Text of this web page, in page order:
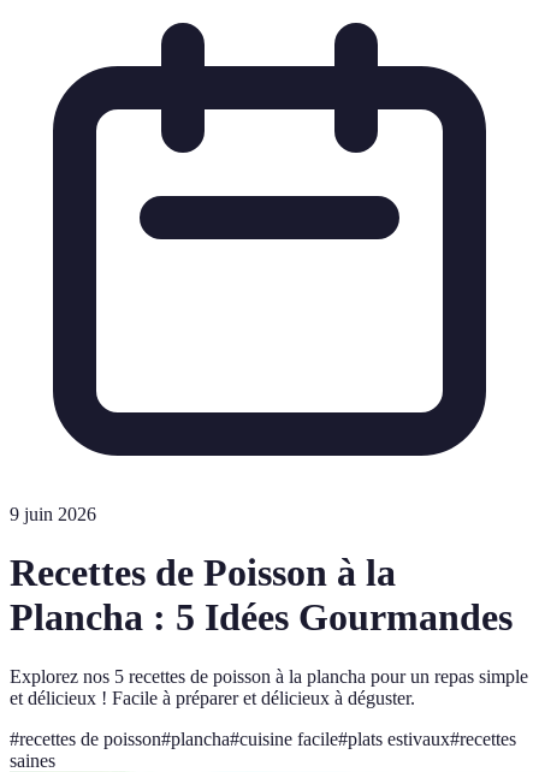
9 juin 2026
Recettes de Poisson à la
Plancha : 5 Idées Gourmandes
Explorez nos 5 recettes de poisson à la plancha pour un repas simple
et délicieux ! Facile à préparer et délicieux à déguster.
#recettes de poisson#plancha#cuisine facile#plats estivaux#recettes
saines